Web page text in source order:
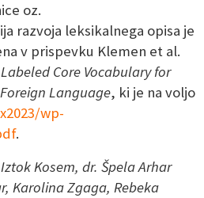
oz.
razvoja leksikalnega opisa je
v prispevku Klemen et al.
Core Vocabulary for
Language, ki je na voljo
wp-
.
Kosem, dr. Špela Arhar
Karolina Zgaga, Rebeka